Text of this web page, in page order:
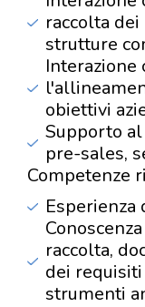
raccolta
strutture
Interazione
obiettivi
Supporto
pre-sales,
Competenze
Esperienza
raccolta,
dei
strumenti